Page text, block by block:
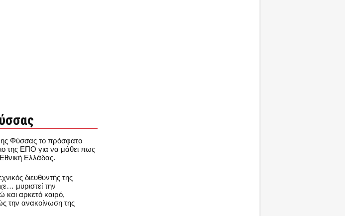
Φύσσας το πρόσφατο
της ΕΠΟ για να μάθει πως
Ελλάδας.
διευθυντής της
μυριστεί την
αρκετό καιρό,
την ανακοίνωση της